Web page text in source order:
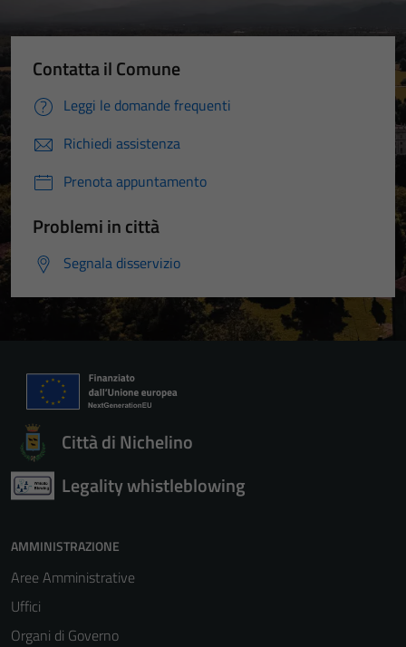
Contatta il Comune
Leggi le domande frequenti
Richiedi assistenza
Prenota appuntamento
Problemi in città
Segnala disservizio
Città di Nichelino
Legality whistleblowing
AMMINISTRAZIONE
Aree Amministrative
Uffici
Organi di Governo